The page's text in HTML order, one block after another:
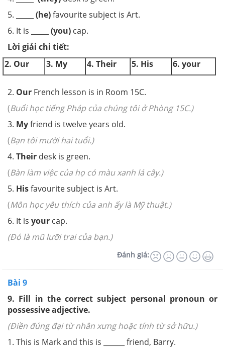
5. _____ (he)favourite subject is Art.
6. It is _____ (you) cap.
Lời giải chi tiết:
2. Our
3. My 4. Their 5. His 6. your
2. Our French lesson is in Room 15C.
(Buổi học tiếng Pháp của chúng tôi ở Phòng 15C.)
3. Myfriend is twelve years old.
(Bạn tôi mười hai tuổi.)
4. Their desk is green.
(Bàn làm việc của họ có màu xanh lá cây.)
5. Hisfavourite subject is Art.
(Môn học yêu thích của anh ấy là Mỹ thuật.)
6. It is your cap.
(Đó là mũ lưỡi trai của bạn.)
Đánh giá:
Bài 9
9. Fill in the correct subject personal pronoun or
possessive adjective.
(Điền đúng đại từ nhân xưng hoặc tính từ sở hữu.)
1. This is Mark and this is ______ friend, Barry.